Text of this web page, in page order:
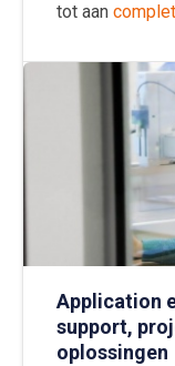
tot aan
Application
support,
oplossingen